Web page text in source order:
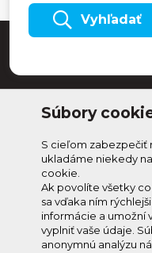
Vyhľadať
Zmeniť
Súbory
S cieľom zabezpečiť
ukladáme niekedy
cookie.
Ak povolíte všetky
sa vďaka ním
informácie a umožní
vyplniť vaše údaje.
anonymnú analýzu